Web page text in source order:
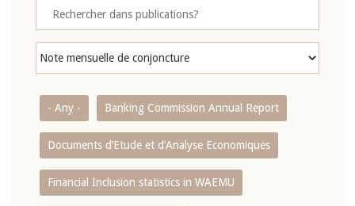
- Any - Banking Commission Annual Report
Documents d’Etude et d’Analyse Economiques
Financial Inclusion statistics in WAEMU